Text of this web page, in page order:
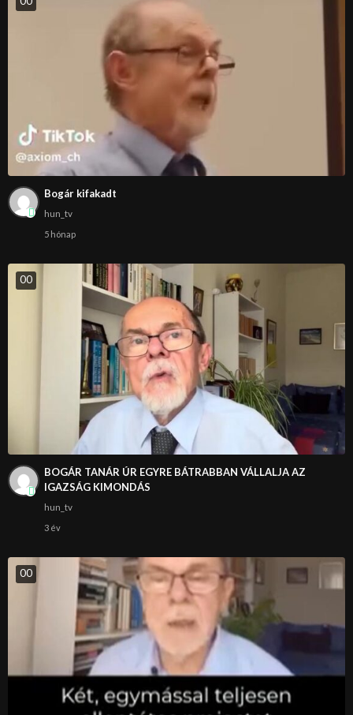
Bogár kifakadt
hun_tv
5 hónap
00
BOGÁR TANÁR ÚR EGYRE BÁTRABBAN VÁLLALJA AZ
IGAZSÁG KIMONDÁS
hun_tv
3 év
00